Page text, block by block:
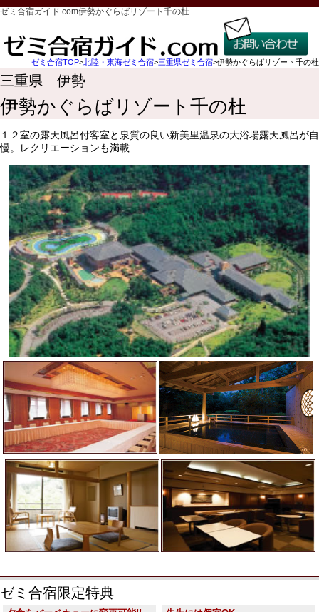
ゼミ合宿ガイド.com伊勢かぐらばリゾート千の杜
ゼミ合宿TOP>北陸・東海ゼミ合宿>三重県ゼミ合宿>伊勢かぐらばリゾート千の杜
三重県 伊勢
伊勢かぐらばリゾート千の杜
１２室の露天風呂付客室と泉質の良い新美里温泉の大浴場露天風呂が自
慢。レクリエーションも満載
ゼミ合宿限定特典